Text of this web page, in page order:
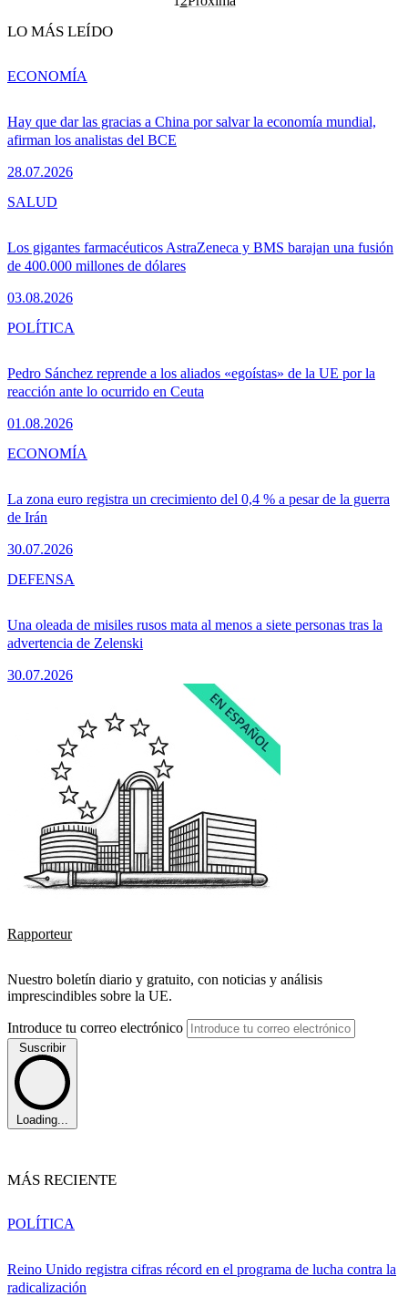
LO MÁS LEÍDO
Hay que dar las gracias a China por salvar la economía mundial,
afirman los analistas del BCE
28.07.2026
ECONOMÍA
Los gigantes farmacéuticos AstraZeneca y BMS barajan una fusión
de 400.000 millones de dólares
03.08.2026
SALUD
Pedro Sánchez reprende a los aliados «egoístas» de la UE por la
reacción ante lo ocurrido en Ceuta
01.08.2026
POLÍTICA
La zona euro registra un crecimiento del 0,4 % a pesar de la guerra
de Irán
30.07.2026
ECONOMÍA
Una oleada de misiles rusos mata al menos a siete personas tras la
advertencia de Zelenski
30.07.2026
DEFENSA
Rapporteur
Nuestro boletín diario y gratuito, con noticias y análisis
imprescindibles sobre la UE.
Introduce tu correo electrónico
Suscribir
Loading...
MÁS RECIENTE
Reino Unido registra cifras récord en el programa de lucha contra la
radicalización
POLÍTICA